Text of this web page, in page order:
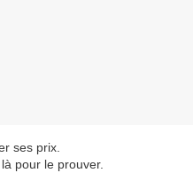
ses prix.
pour le prouver.